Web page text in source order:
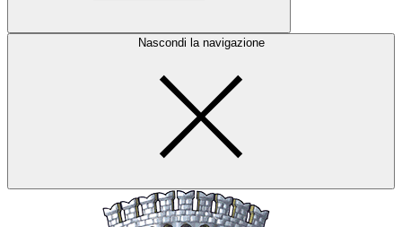
Nascondi la navigazione